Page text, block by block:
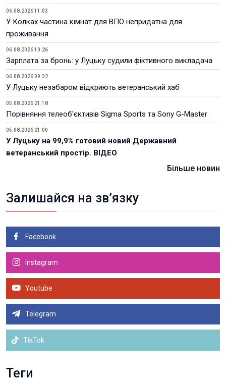
06.08.2026 11:03
У Колках частина кімнат для ВПО непридатна для
проживання
06.08.2026 10:26
Зарплата за бронь: у Луцьку судили фіктивного викладача
06.08.2026 09:32
У Луцьку незабаром відкриють ветеранський хаб
05.08.2026 21:18
Порівняння телеоб'єктивів Sigma Sports та Sony G-Master
05.08.2026 21:00
У Луцьку на 99,9% готовий новий Державний
ветеранський простір. ВІДЕО
Більше новин
Залишайся на зв’язку
Facebook
Instagram
Youtube
Telegram
TikTok
Теги